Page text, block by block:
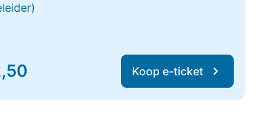
Koop e-ticket